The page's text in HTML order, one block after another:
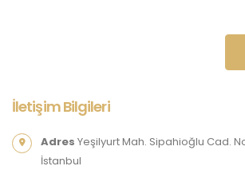
İletişim Bilgileri
Adres Yeşilyurt Mah. Sipahioğlu Cad.
İstanbul